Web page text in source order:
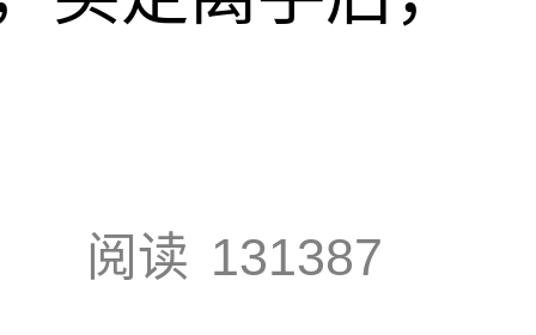
阅读 131387